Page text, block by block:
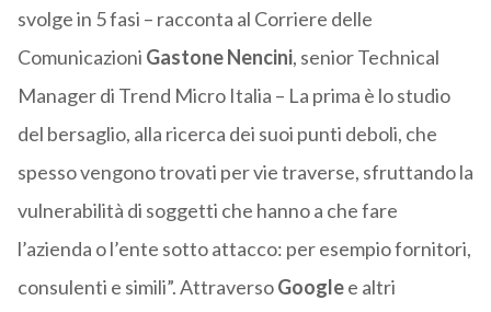
svolge in 5 fasi – racconta al Corriere delle
Comunicazioni Gastone Nencini, senior Technical
Manager di Trend Micro Italia – La prima è lo studio
del bersaglio, alla ricerca dei suoi punti deboli, che
spesso vengono trovati per vie traverse, sfruttando la
vulnerabilità di soggetti che hanno a che fare
l’azienda o l’ente sotto attacco: per esempio fornitori,
consulenti e simili”. AttraversoGooglee altri